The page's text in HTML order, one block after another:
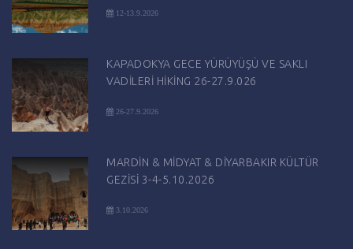
12-13.9.2026
KAPADOKYA GECE YÜRÜYÜŞÜ VE SAKLI
VADİLERİ HİKİNG 26-27.9.026
26-27.9.2026
MARDİN & MİDYAT & DİYARBAKIR KÜLTÜR
GEZİSİ 3-4-5.10.2026
3.10.2026